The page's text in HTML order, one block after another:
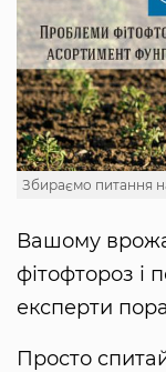
Збираємо питання
Вашому
фітофтороз і
експерти
Просто